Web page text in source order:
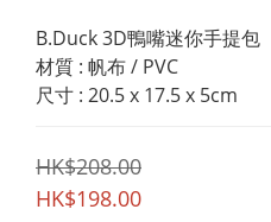
B.Duck 3D鴨嘴迷你手提包
材質 : 帆布 / PVC
尺寸 : 20.5 x 17.5 x 5cm
HK$208.00
HK$198.00